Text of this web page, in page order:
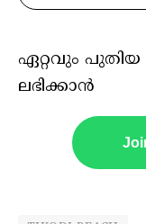
ഏറ്റവും പുതിയ
ലഭിക്കാൻ